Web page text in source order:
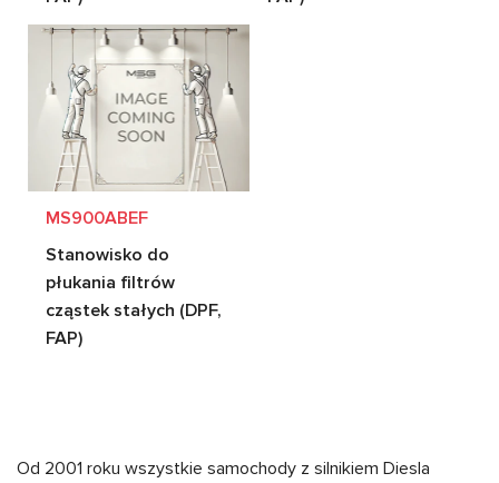
MS900ABEF
Stanowisko do
płukania filtrów
cząstek stałych (DPF,
FAP)
Od 2001 roku wszystkie samochody z silnikiem Diesla